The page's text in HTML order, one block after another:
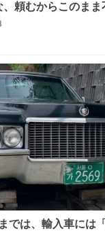
頼むからこのまま
や人間の家族が死
てひどいことはで
なかろうなと思
れ
では、輸入車には